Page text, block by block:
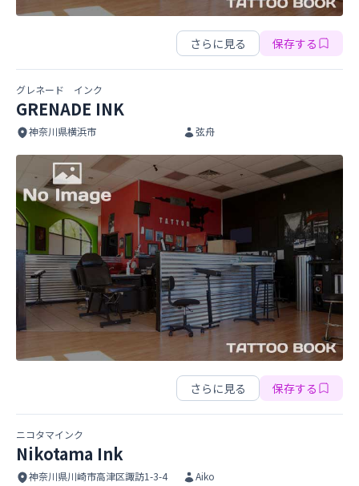
さらに見る 保存する
グレネード インク
GRENADE INK
神奈川県横浜市 弦舟
GRENADE INK
さらに見る 保存する
ニコタマインク
Nikotama Ink
神奈川県川崎市高津区諏訪1-3-4
Aiko